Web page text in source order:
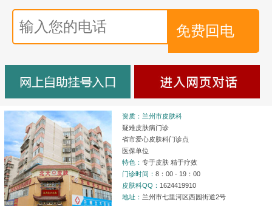
资质：兰州市皮肤科
疑难皮肤病门诊
省市爱心皮肤科门诊点
医保单位
特色：专于皮肤 精于疗效
门诊时间：8：00 - 19：00
皮肤科QQ： 1624419910
地址： 兰州市七里河区西园街道2号